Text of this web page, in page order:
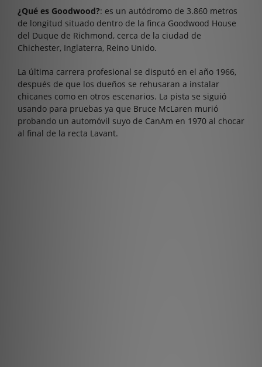
¿Qué es Goodwood?: es un autódromo de 3.860 metros
de longitud situado dentro de la finca Goodwood House
del Duque de Richmond, cerca de la ciudad de
Chichester, Inglaterra, Reino Unido.
La última carrera profesional se disputó en el año 1966,
después de que los dueños se rehusaran a instalar
chicanes como en otros escenarios. La pista se siguió
usando para pruebas ya que Bruce McLaren murió
probando un automóvil suyo de CanAm en 1970 al chocar
al final de la recta Lavant.